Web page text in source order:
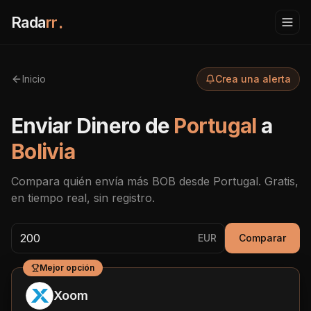
Radarr.
Inicio Crea una alerta
Enviar Dinero de Portugal a
Bolivia
Compara quién envía más BOB desde Portugal. Gratis,
en tiempo real, sin registro.
EUR Comparar
Mejor opción
Xoom